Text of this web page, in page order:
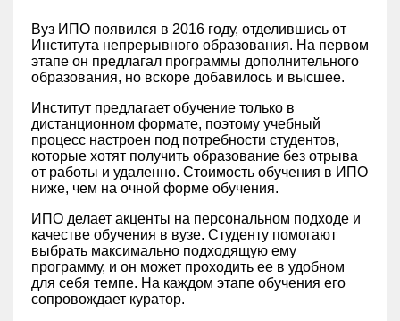
Вуз ИПО появился в 2016 году, отделившись от
Института непрерывного образования. На первом
этапе он предлагал программы дополнительного
образования, но вскоре добавилось и высшее.
Институт предлагает обучение только в
дистанционном формате, поэтому учебный
процесс настроен под потребности студентов,
которые хотят получить образование без отрыва
от работы и удаленно. Стоимость обучения в ИПО
ниже, чем на очной форме обучения.
ИПО делает акценты на персональном подходе и
качестве обучения в вузе. Студенту помогают
выбрать максимально подходящую ему
программу, и он может проходить ее в удобном
для себя темпе. На каждом этапе обучения его
сопровождает куратор.